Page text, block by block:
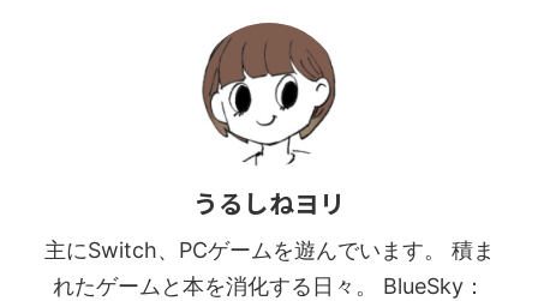
うるしねヨリ
主にSwitch、PCゲームを遊んでいます。 積ま
れたゲームと本を消化する日々。 BlueSky：